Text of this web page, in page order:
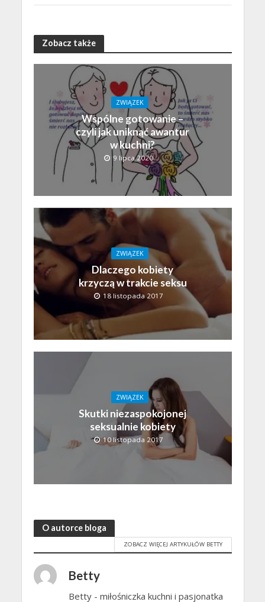
Zobacz także
ZWIĄZEK
Wspólne gotowanie –
czyli jak uniknąć awantur
w kuchni?
9 lipca 2020
ZWIĄZEK
Dlaczego kobiety
krzyczą w trakcie seksu
18 listopada 2017
ZWIĄZEK
Skutki niezaspokojonej
seksualnie kobiety
10 listopada 2017
O autorce bloga
ZOBACZ WIĘCEJ ARTYKUŁÓW BETTY
Betty
Betty - miłośniczka kuchni i pasjonatka